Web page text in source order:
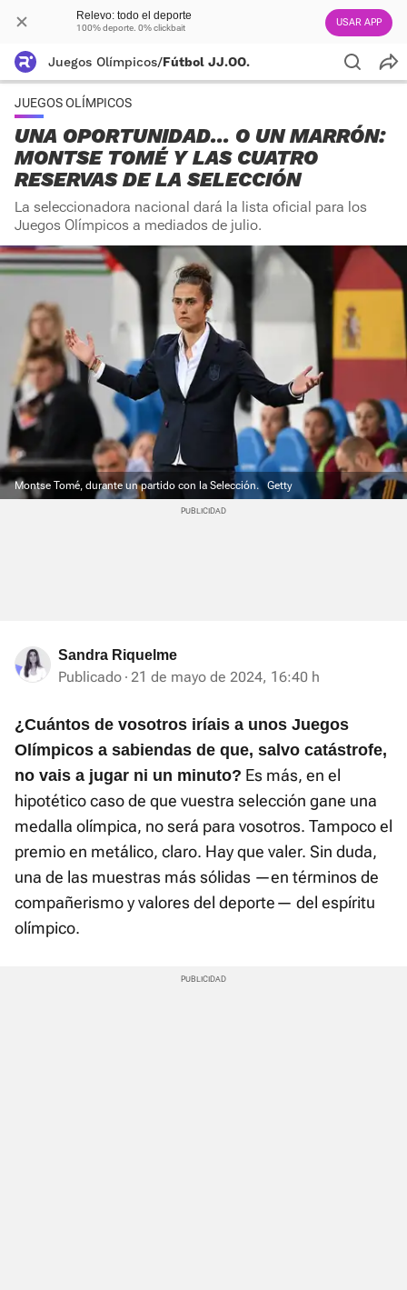
Relevo: todo el deporte
100% deporte. 0% clickbait USAR APP
Juegos Olímpicos/Fútbol JJ.OO.
JUEGOS OLÍMPICOS
UNA OPORTUNIDAD... O UN MARRÓN:
MONTSE TOMÉ Y LAS CUATRO
RESERVAS DE LA SELECCIÓN
La seleccionadora nacional dará la lista oficial para los
Juegos Olímpicos a mediados de julio.
Montse Tomé, durante un partido con la Selección. Getty
Sandra Riquelme
Publicado 21 de mayo de 2024, 16:40 h
¿Cuántos de vosotros iríais a unos Juegos
Olímpicos a sabiendas de que, salvo catástrofe,
no vais a jugar ni un minuto? Es más, en el
hipotético caso de que vuestra selección gane una
medalla olímpica, no será para vosotros. Tampoco el
premio en metálico, claro. Hay que valer. Sin duda,
una de las muestras más sólidas —en términos de
compañerismo y valores del deporte— del espíritu
olímpico.